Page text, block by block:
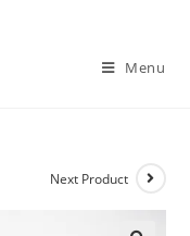
Menu
Next Product